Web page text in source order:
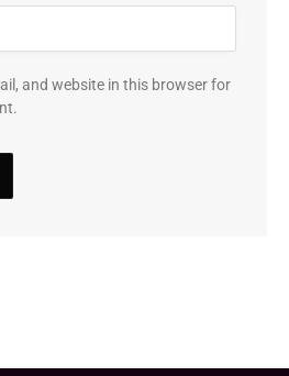
and website in this browser for